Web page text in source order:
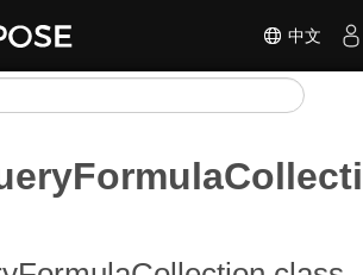
中文